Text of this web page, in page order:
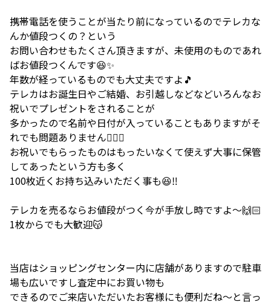
携帯電話を使うことが当たり前になっているのでテレカな
んか値段つくの？という
お問い合わせもたくさん頂きますが、未使用のものであれ
ばお値段つくんです😆✨
年数が経っているものでも大丈夫ですよ🎵
テレカはお誕生日やご結婚、お引越しなどなどいろんなお
祝いでプレゼントをされることが
多かったので名前や日付が入っていることもありますがそ
れでも問題ありません🙆🏻‍♀️
お祝いでもらったものはもったいなくて使えず大事に保管
してあったという方も多く
100枚近くお持ち込みいただく事も😆‼️
テレカを売るならお値段がつく今が手放し時ですよ～🙌🏻
1枚からでも大歓迎😽
当店はショッピングセンター内に店舗がありますので駐車
場も広いですし査定中にお買い物も
できるのでご来店いただいたお客様にも便利だね～と言っ